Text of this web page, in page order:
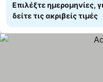
Επιλέξτε ημερομηνίες,
δείτε τις ακριβείς τιμές